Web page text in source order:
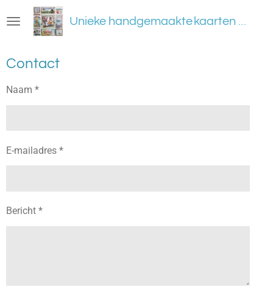
direct
de
hoofdinhoud
Unieke handgemaaktekaarten en meer
Contact
Naam *
E-mailadres *
Bericht *